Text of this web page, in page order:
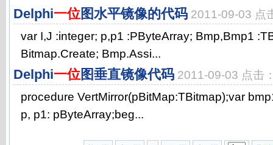
Delphi一位图水平镜像的代码 2011-09-03 点
var I,J :integer; p,p1 :PByteArray; Bmp,Bmp1
Bitmap.Create; Bmp.Assi...
Delphi一位图垂直镜像代码 2011-09-03 点击
procedure VertMirror(pBitMap:TBitmap);var
p, p1: pByteArray;beg...